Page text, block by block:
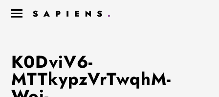
K0DviV6-
MTTkypzVrTwqhM-